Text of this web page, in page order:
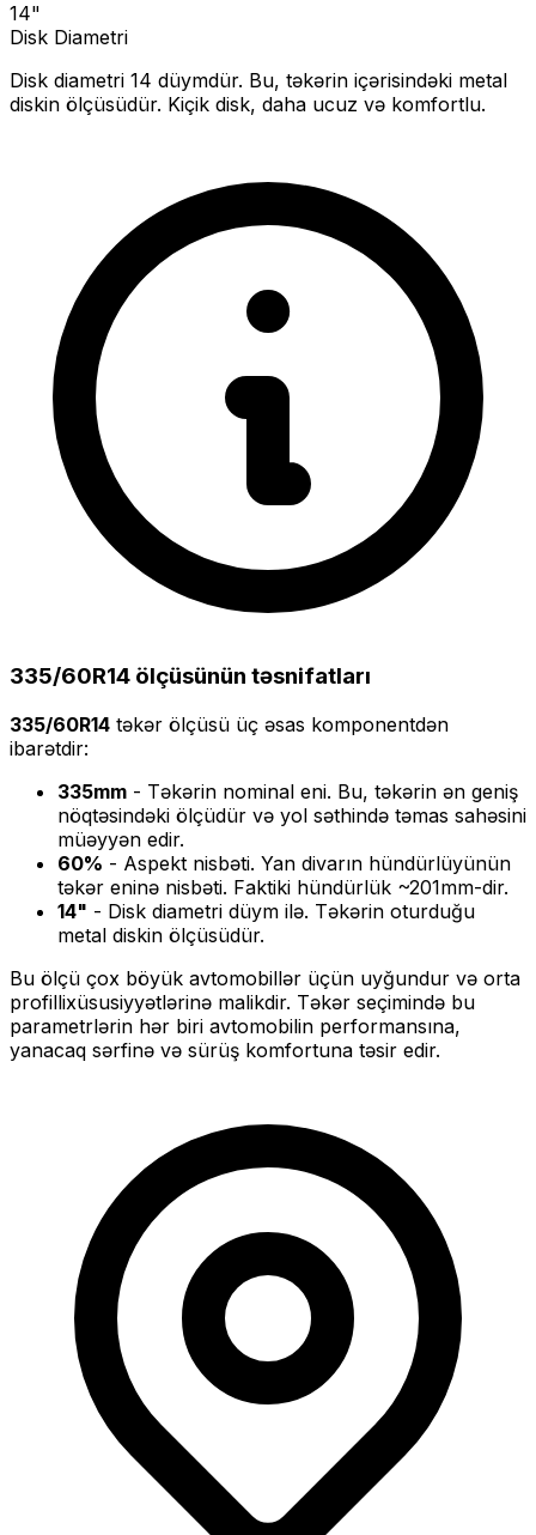
14"
Disk Diametri
Disk diametri 14 düymdür. Bu, təkərin içərisindəki metal
diskin ölçüsüdür. Kiçik disk, daha ucuz və komfortlu.
335/60R14 ölçüsünün təsnifatları
335/60R14 təkər ölçüsü üç əsas komponentdən
ibarətdir:
335mm - Təkərin nominal eni. Bu, təkərin ən geniş
nöqtəsindəki ölçüdür və yol səthində təmas sahəsini
müəyyən edir.
60% - Aspekt nisbəti. Yan divarın hündürlüyünün
təkər eninə nisbəti. Faktiki hündürlük ~201mm-dir.
14" - Disk diametri düym ilə. Təkərin oturduğu
metal diskin ölçüsüdür.
Bu ölçü çox böyük avtomobillər üçün uyğundur və orta
profillixüsusiyyətlərinə malikdir. Təkər seçimində bu
parametrlərin hər biri avtomobilin performansına,
yanacaq sərfinə və sürüş komfortuna təsir edir.